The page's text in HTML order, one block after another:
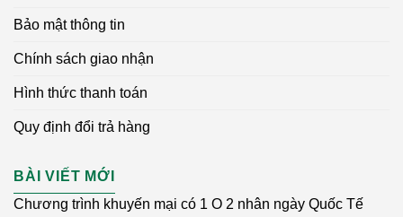
Bảo mật thông tin
Chính sách giao nhận
Hình thức thanh toán
Quy định đổi trả hàng
BÀI VIẾT MỚI
Chương trình khuyến mại có 1 O 2 nhân ngày Quốc Tế